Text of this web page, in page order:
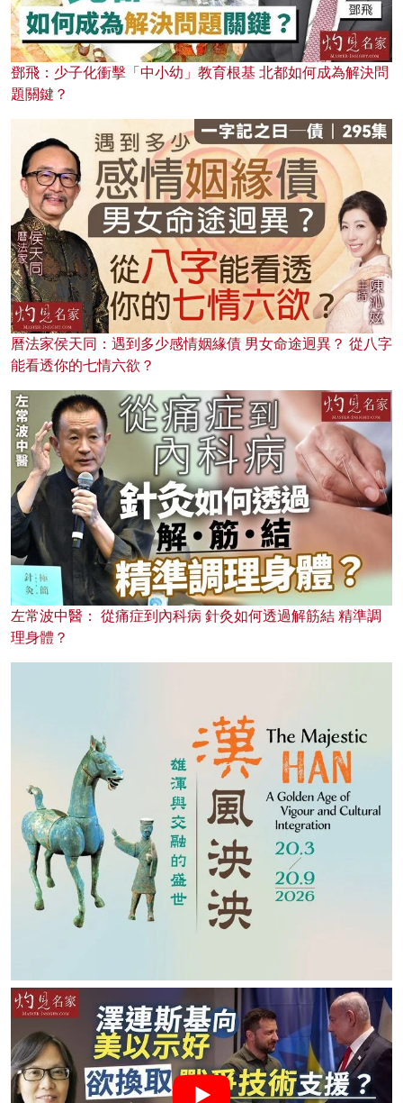
鄧飛：少子化衝擊「中小幼」教育根基 北都如何成為解決問
題關鍵？
曆法家侯天同：遇到多少感情姻緣債 男女命途迥異？ 從八字
能看透你的七情六欲？
左常波中醫： 從痛症到內科病 針灸如何透過解筋結 精準調
理身體？